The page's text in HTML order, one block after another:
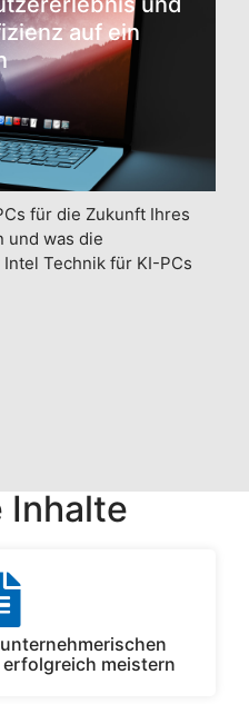
auf ein
für die Zukunft Ihres
und was die
Technik für KI-PCs
Inhalte
meistern